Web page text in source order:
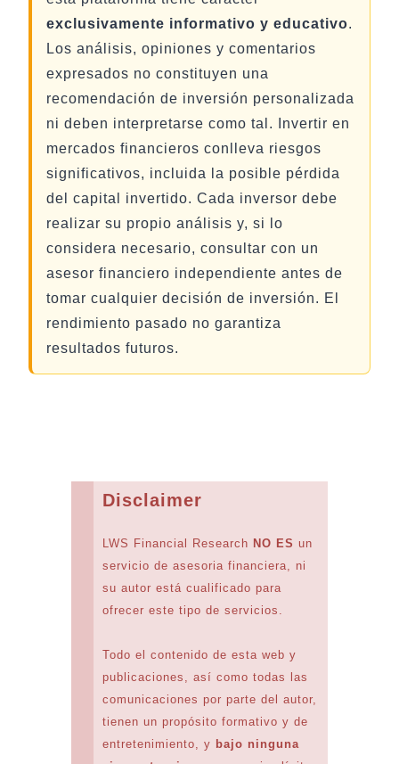
exclusivamente informativo y educativo.
Los análisis, opiniones y comentarios
expresados no constituyen una
recomendación de inversión personalizada
ni deben interpretarse como tal. Invertir en
mercados financieros conlleva riesgos
significativos, incluida la posible pérdida
del capital invertido. Cada inversor debe
realizar su propio análisis y, si lo
considera necesario, consultar con un
asesor financiero independiente antes de
tomar cualquier decisión de inversión. El
rendimiento pasado no garantiza
resultados futuros.
Disclaimer
LWS Financial Research NO ES un
servicio de asesoria financiera, ni
su autor está cualificado para
ofrecer este tipo de servicios.
Todo el contenido de esta web y
publicaciones, así como todas las
comunicaciones por parte del autor,
tienen un propósito formativo y de
entretenimiento, y bajo ninguna